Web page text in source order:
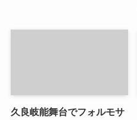
久良岐能舞台でフォルモサ